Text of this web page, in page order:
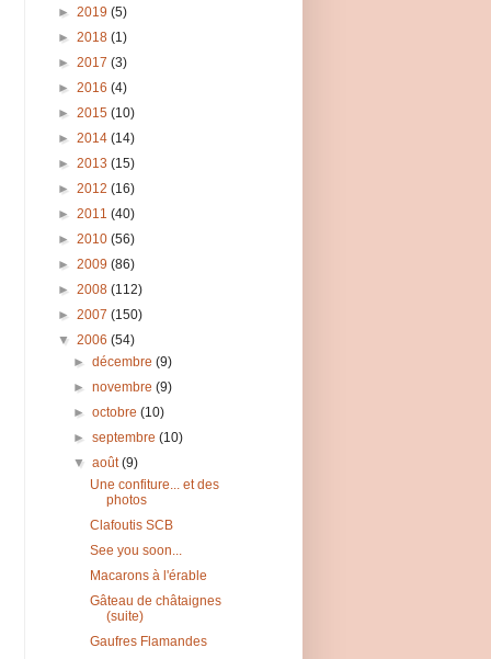
► 2019 (5)
► 2018 (1)
► 2017 (3)
► 2016 (4)
► 2015 (10)
► 2014 (14)
► 2013 (15)
► 2012 (16)
► 2011 (40)
► 2010 (56)
► 2009 (86)
► 2008 (112)
► 2007 (150)
▼ 2006 (54)
►décembre(9)
►novembre(9)
►octobre(10)
►septembre(10)
▼août(9)
Une confiture... et des
photos
Clafoutis SCB
See you soon...
Macarons à l'érable
Gâteau de châtaignes
(suite)
Gaufres Flamandes